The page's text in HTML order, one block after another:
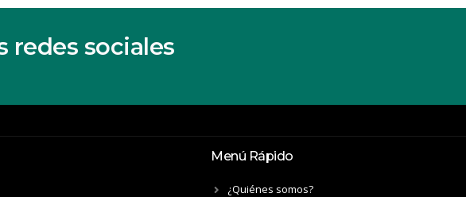
redes sociales
Menú Rápido
¿Quiénes somos?